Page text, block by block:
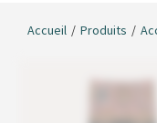
Accueil / Produits /